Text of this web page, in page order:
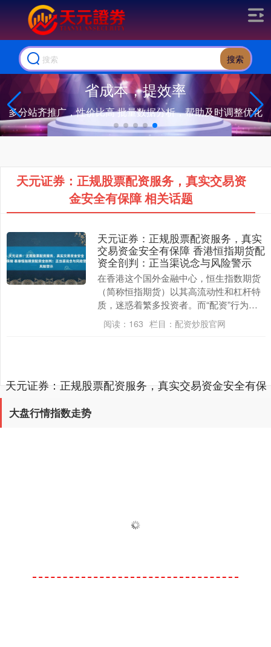
搜索
省成本，提效率
多分站齐推广，性价比高 批量数据分析，帮助及时调整优化
天元证券：正规股票配资服务，真实交易资
金安全有保障 相关话题
天元证券：正规股票配资服务，真实
交易资金安全有保障 香港恒指期货配
资全剖判：正当渠说念与风险警示
在香港这个国外金融中心，恒生指数期货
（简称恒指期货）以其高流动性和杠杆特
质，迷惑着繁多投资者。而“配资”行为一
种放大往复资金的常见技能，更是在商场
中宽敞存在。然....
阅读： 163 栏目： 配资炒股官网
天元证券：正规股票配资服务，真实交易资金安全有保
大盘行情指数走势